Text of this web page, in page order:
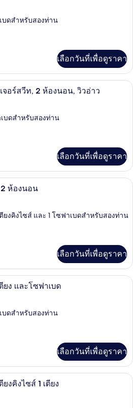
บดสำหรับสองท่าน
เลือกวันที่เพื่อดูราคา
ตู้นิรภัยในห้องพัก, โต๊ะทำงาน, พื้นที่ท
จอร์สวีท, 2 ห้องนอน, วิวอ่าว
เบดสำหรับสองท่าน
เลือกวันที่เพื่อดูราคา
ของใช้ในห้องน้ำระดับพรีเมียม, ไดร์เป่
ห้องนอน
ยงคิงไซส์ และ 1 โซฟาเบดสำหรับสองท่าน
เลือกวันที่เพื่อดูราคา
เพนท์เฮาส์, เตียงคิงไซส์ 1 เตียง แล
ยง และโซฟาเบด
บดสำหรับสองท่าน
เลือกวันที่เพื่อดูราคา
ตู้นิรภัยในห้องพัก, โต๊ะทำงาน, พื้นที่ทำ
งคิงไซส์ 1 เตียง